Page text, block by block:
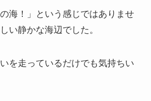
海！」という感じではありませ
い静かな海辺でした。
を走っているだけでも気持ちい